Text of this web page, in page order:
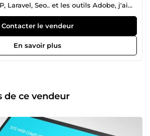
Laravel, Seo.. et les outils Adobe, j'ai
de sites et applications de haute
pour la maintenance et la mise
Le développement Web est
! N'hésitez pas à me contacter pour
Contacter le vendeur
En savoir plus
de ce vendeur